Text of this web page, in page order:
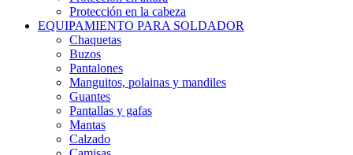
Protección en la cabeza
EQUIPAMIENTO PARA SOLDADOR
Chaquetas
Buzos
Pantalones
Manguitos, polainas y mandiles
Guantes
Pantallas y gafas
Mantas
Calzado